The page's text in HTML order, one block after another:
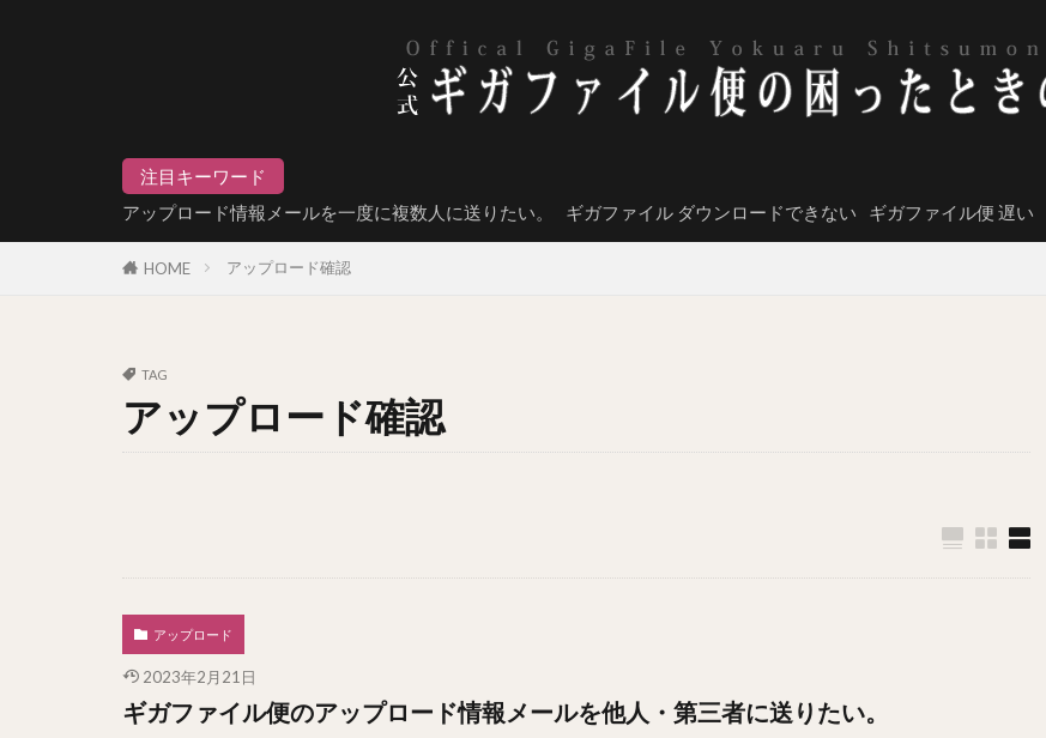
注目キーワード
アップロード情報メールを一度に複数人に送りたい。
ギガファイル ダウンロードできない ギガファイル便 遅い
HOME アップロード確認
TAG
アップロード確認
アップロード
2023年2月21日
ギガファイル便のアップロード情報メールを他人・第三者に送りたい。